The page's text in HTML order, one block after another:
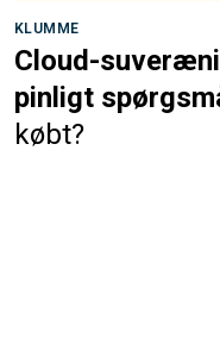
KLUMME
Cloud-
pinligt
købt?